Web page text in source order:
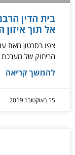
בית הדין
אל תוך איזון
צפו בסרטון מאת
הריחוק של
להמשך קריאה
15 באוקטובר 2019